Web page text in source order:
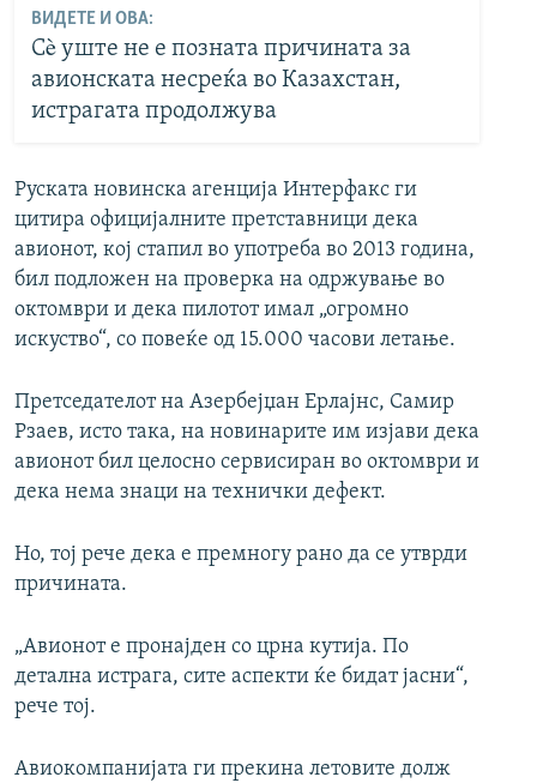
ВИДЕТЕ И ОВА:
Сè уште не е позната причината за
авионската несреќа во Казахстан,
истрагата продолжува
Руската новинска агенција Интерфакс ги
цитира официјалните претставници дека
авионот, кој стапил во употреба во 2013 година,
бил подложен на проверка на одржување во
октомври и дека пилотот имал „огромно
искуство“, со повеќе од 15.000 часови летање.
Претседателот на Азербејџан Ерлајнс, Самир
Рзаев, исто така, на новинарите им изјави дека
авионот бил целосно сервисиран во октомври и
дека нема знаци на технички дефект.
Но, тој рече дека е премногу рано да се утврди
причината.
„Авионот е пронајден со црна кутија. По
детална истрага, сите аспекти ќе бидат јасни“,
рече тој.
Авиокомпанијата ги прекина летовите долж